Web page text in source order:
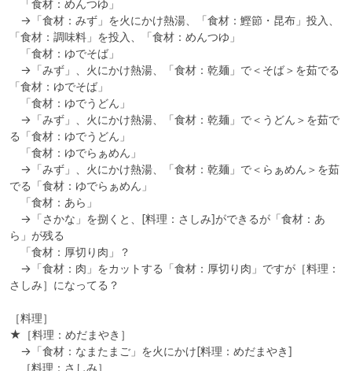
「食材：めんつゆ」
→「食材：みず」を火にかけ熱湯、「食材：鰹節・昆布」投入、
「食材：調味料」を投入、「食材：めんつゆ」
「食材：ゆでそば」
→「みず」、火にかけ熱湯、「食材：乾麺」で＜そば＞を茹でる
「食材：ゆでそば」
「食材：ゆでうどん」
→「みず」、火にかけ熱湯、「食材：乾麺」で＜うどん＞を茹で
る「食材：ゆでうどん」
「食材：ゆでらぁめん」
→「みず」、火にかけ熱湯、「食材：乾麺」で＜らぁめん＞を茹
でる「食材：ゆでらぁめん」
「食材：あら」
→「さかな」を捌くと、[料理：さしみ]ができるが「食材：あ
ら」が残る
「食材：厚切り肉」？
→「食材：肉」をカットする「食材：厚切り肉」ですが［料理：
さしみ］になってる？
［料理］
★［料理：めだまやき］
→「食材：なまたまご」を火にかけ[料理：めだまやき]
［料理：さしみ］